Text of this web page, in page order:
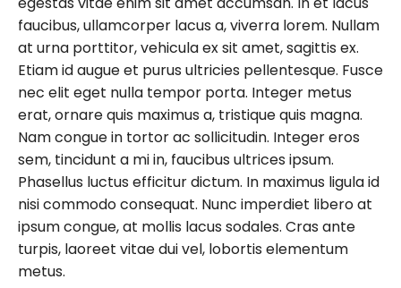
faucibus, ullamcorper lacus a, viverra lorem. Nullam
at urna porttitor, vehicula ex sit amet, sagittis ex.
Etiam id augue et purus ultricies pellentesque. Fusce
nec elit eget nulla tempor porta. Integer metus
erat, ornare quis maximus a, tristique quis magna.
Nam congue in tortor ac sollicitudin. Integer eros
sem, tincidunt a mi in, faucibus ultrices ipsum.
Phasellus luctus efficitur dictum. In maximus ligula id
nisi commodo consequat. Nunc imperdiet libero at
ipsum congue, at mollis lacus sodales. Cras ante
turpis, laoreet vitae dui vel, lobortis elementum
metus.